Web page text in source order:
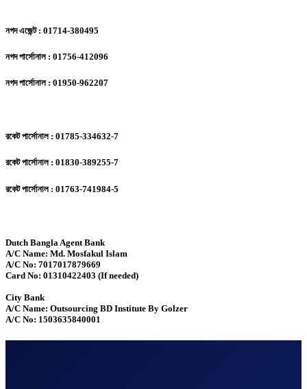
নগদ এজেন্ট : 01714-380495
নগদ পার্সোনাল : 01756-412096
নগদ পার্সোনাল : 01950-962207
রকেট পার্সোনাল : 01785-334632-7
রকেট পার্সোনাল : 01830-389255-7
রকেট পার্সোনাল : 01763-741984-5
Dutch Bangla Agent Bank
A/C Name: Md. Mosfakul Islam
A/C No: 7017017879669
Card No: 01310422403 (If needed)
City Bank
A/C Name: Outsourcing BD Institute By Golzer
A/C No: 1503635840001